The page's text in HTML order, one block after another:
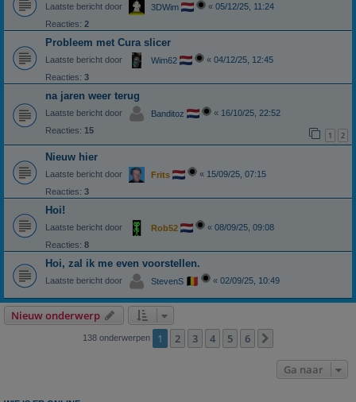
Laatste bericht door 3DWim « 05/12/25, 11:24
Reacties: 2
Probleem met Cura slicer
Laatste bericht door Wim62 « 04/12/25, 12:45
Reacties: 3
na jaren weer terug
Laatste bericht door Banditoz « 16/10/25, 22:52
Reacties: 15 1 2
Nieuw hier
Laatste bericht door Frits « 15/09/25, 07:15
Reacties: 3
Hoi!
Laatste bericht door Rob52 « 08/09/25, 09:08
Reacties: 8
Hoi, zal ik me even voorstellen.
Laatste bericht door StevenS « 02/09/25, 10:49
Nieuw onderwerp
138 onderwerpen 1 2 3 4 5 6
Ga naar